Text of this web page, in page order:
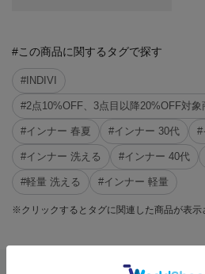
#この商品に関するタグで探す
#INDIVI
#2点10%OFF、3点目以降20%OFF対象
#インナー 春夏 #インナー 30代 #
#インナー 洗える #インナー 40代
#軽量 洗える #インナー 軽量
※クリックするとタグに関連した商品が表示